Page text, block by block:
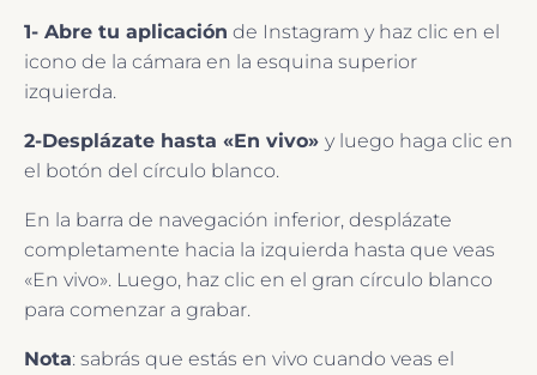
1- Abre tu aplicación de Instagram y haz clic en el
icono de la cámara en la esquina superior
izquierda.
2-Desplázate hasta «En vivo» y luego haga clic en
el botón del círculo blanco.
En la barra de navegación inferior, desplázate
completamente hacia la izquierda hasta que veas
«En vivo». Luego, haz clic en el gran círculo blanco
para comenzar a grabar.
Nota: sabrás que estás en vivo cuando veas el